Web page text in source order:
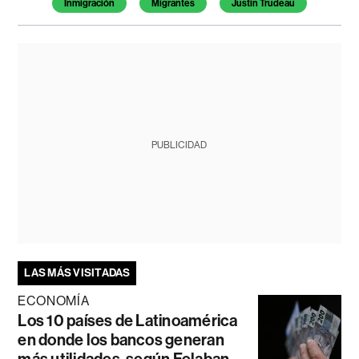
Inmigración Migrantes Justin Trudeau
PUBLICIDAD
LAS MÁS VISITADAS
ECONOMÍA
Los 10 países de Latinoamérica
en donde los bancos generan